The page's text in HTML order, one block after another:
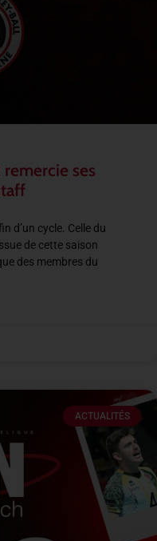
ses
d’un cycle. Celle du
de cette saison
des membres du
ACTUALITÉS